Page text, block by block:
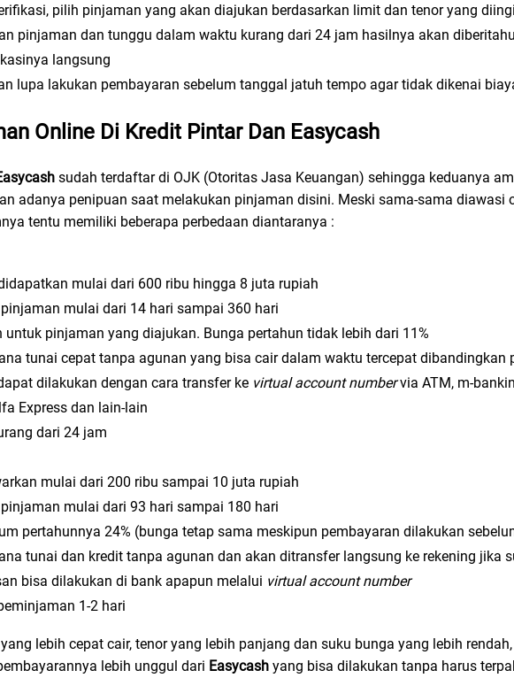
pilih pinjaman yang akan diajukan berdasarkan limit dan tenor yang
pinjaman dan tunggu dalam waktu kurang dari 24 jam hasilnya akan
langsung
lupa lakukan pembayaran sebelum tanggal jatuh tempo agar tidak dikenai
Online Di Kredit Pintar Dan Easycash
sudah terdaftar di OJK (Otoritas Jasa Keuangan) sehingga keduanya
adanya penipuan saat melakukan pinjaman disini. Meski sama-sama diawasi
tentu memiliki beberapa perbedaan diantaranya :
mulai dari 600 ribu hingga 8 juta rupiah
mulai dari 14 hari sampai 360 hari
untuk pinjaman yang diajukan. Bunga pertahun tidak lebih dari 11%
tunai cepat tanpa agunan yang bisa cair dalam waktu tercepat dibandingkan
dilakukan dengan cara transfer ke virtual account numbervia ATM, m-
Express dan lain-lain
dari 24 jam
mulai dari 200 ribu sampai 10 juta rupiah
mulai dari 93 hari sampai 180 hari
pertahunnya 24% (bunga tetap sama meskipun pembayaran dilakukan
tunai dan kredit tanpa agunan dan akan ditransfer langsung ke rekening jika
bisa dilakukan di bank apapun melalui virtual account number
1-2 hari
lebih cepat cair, tenor yang lebih panjang dan suku bunga yang lebih
lebih unggul dari Easycash yang bisa dilakukan tanpa harus